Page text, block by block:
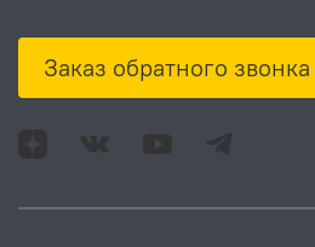
Заказ обратного звонка